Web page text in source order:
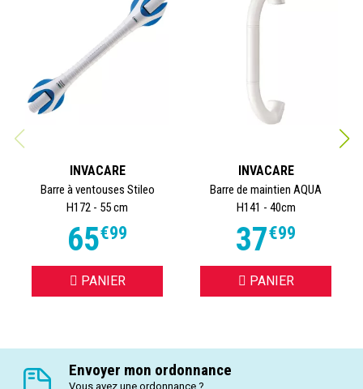
INVACARE
Barre à ventouses Stileo
H172 - 55 cm
65€99
PANIER
INVACARE
Barre de maintien AQUA
H141 - 40cm
37€99
PANIER
Envoyer mon ordonnance
Vous avez une ordonnance ?